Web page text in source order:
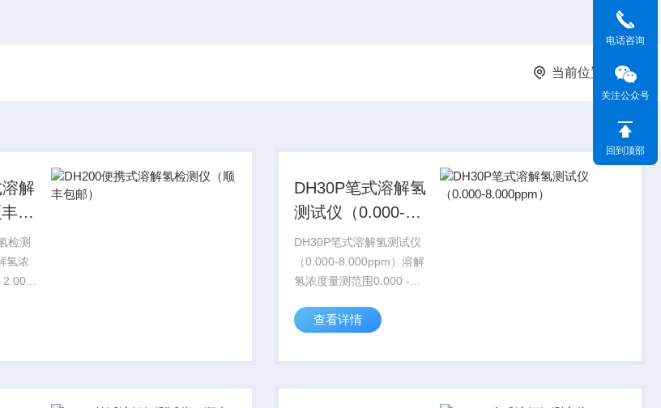
当前位置：首页
解
包
检测
氢浓
~
DH30P笔式溶解氢
测试仪（0.000-
8.000ppm）
DH30P笔式溶解氢测试仪
（0.000-8.000ppm）溶解
氢浓度量测范围0.000 -
0.001 mg/L ppm (mg/L)准
查看详情
电话咨询
关注公众号
回到顶部